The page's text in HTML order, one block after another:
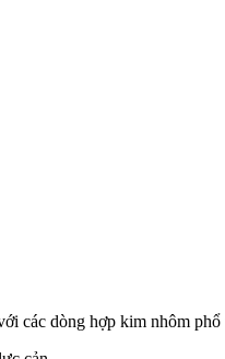
các dòng hợp kim nhôm phổ